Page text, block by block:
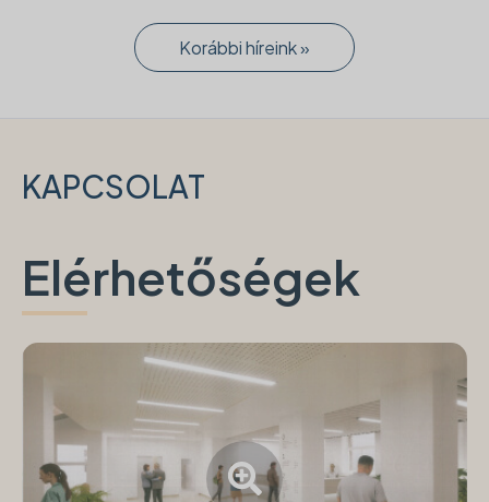
Korábbi híreink »
KAPCSOLAT
Elérhetőségek